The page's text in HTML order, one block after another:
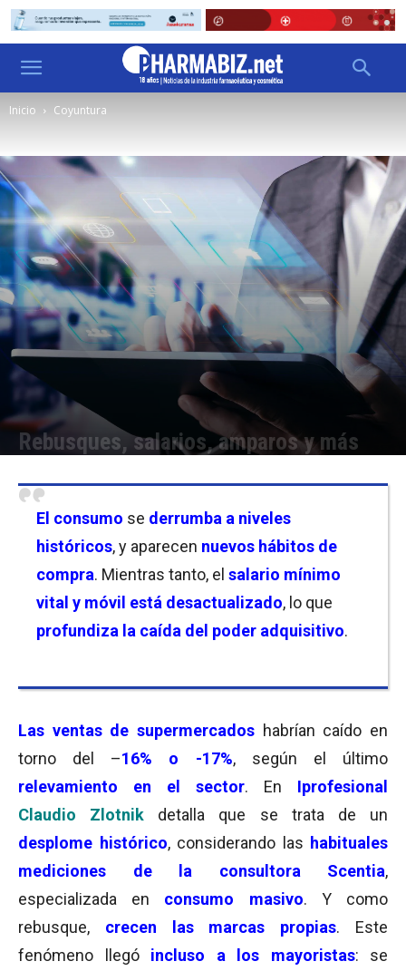
Inicio Coyuntura
Rebusques, salarios, amparos y más
El consumo se derrumba a niveles
históricos, y aparecen nuevos hábitos de
compra. Mientras tanto, el salario mínimo
vital y móvil está desactualizado, lo que
profundiza la caída del poder adquisitivo.
Las ventas de supermercados habrían caído en
torno del –16% o -17%, según el último
relevamiento en el sector. En Iprofesional
Claudio Zlotnik
detalla que se trata de un
desplome histórico, considerando las habituales
mediciones de la consultora Scentia,
especializada en consumo masivo. Y como
rebusque, crecen las marcas propias. Este
fenómeno llegó incluso a los mayoristas: se